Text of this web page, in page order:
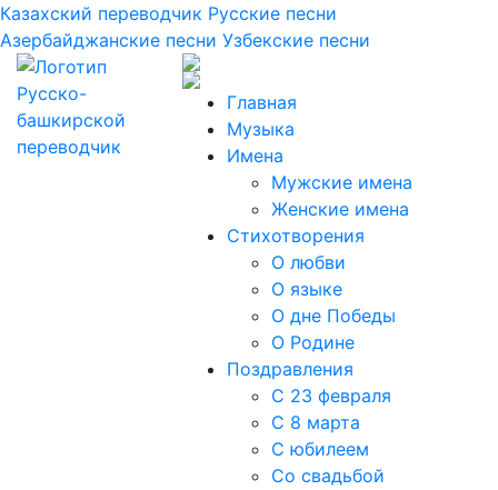
Казахский переводчик Русские песни
Азербайджанские песни Узбекские песни
Главная
Музыка
Имена
Мужские имена
Женские имена
Стихотворения
О любви
О языке
О дне Победы
О Родине
Поздравления
С 23 февраля
С 8 марта
С юбилеем
Со свадьбой